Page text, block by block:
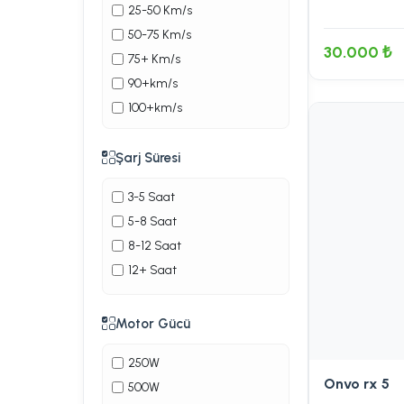
Goldmaster
Gosmart
Hifree
Hikey
Hiley
IMR
İxaomi
Kaabo
Kabo wolf worior
Kron
Langfeite
Meka
Microgo
25-50 Km/s
50-75 Km/s
75+ Km/s
90+km/s
100+km/s
Şarj Süresi
3-5 Saat
5-8 Saat
8-12 Saat
12+ Saat
Motor Gücü
250W
500W
30.000 ₺
Onvo rx 5